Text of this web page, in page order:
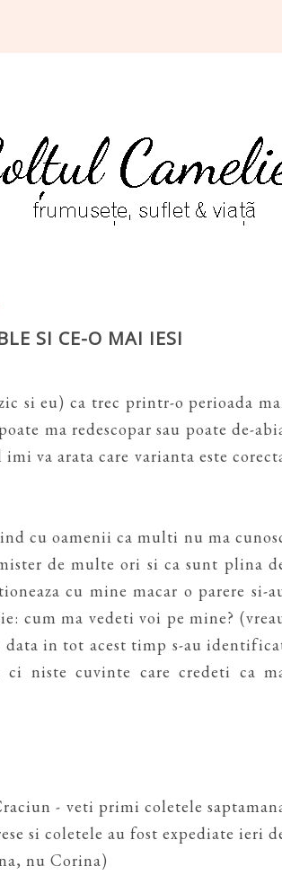
SI CE-O MAI IESI
si eu) ca trec printr-o perioada
ma redescopar sau poate de-
va arata care varianta este
cu oamenii ca multi nu ma
de multe ori si ca sunt plina
cu mine macar o parere si-
cum ma vedeti voi pe mine?
data in tot acest timp s-au
niste cuvinte care credeti ca
- veti primi coletele
si coletele au fost expediate ieri
nu Corina)